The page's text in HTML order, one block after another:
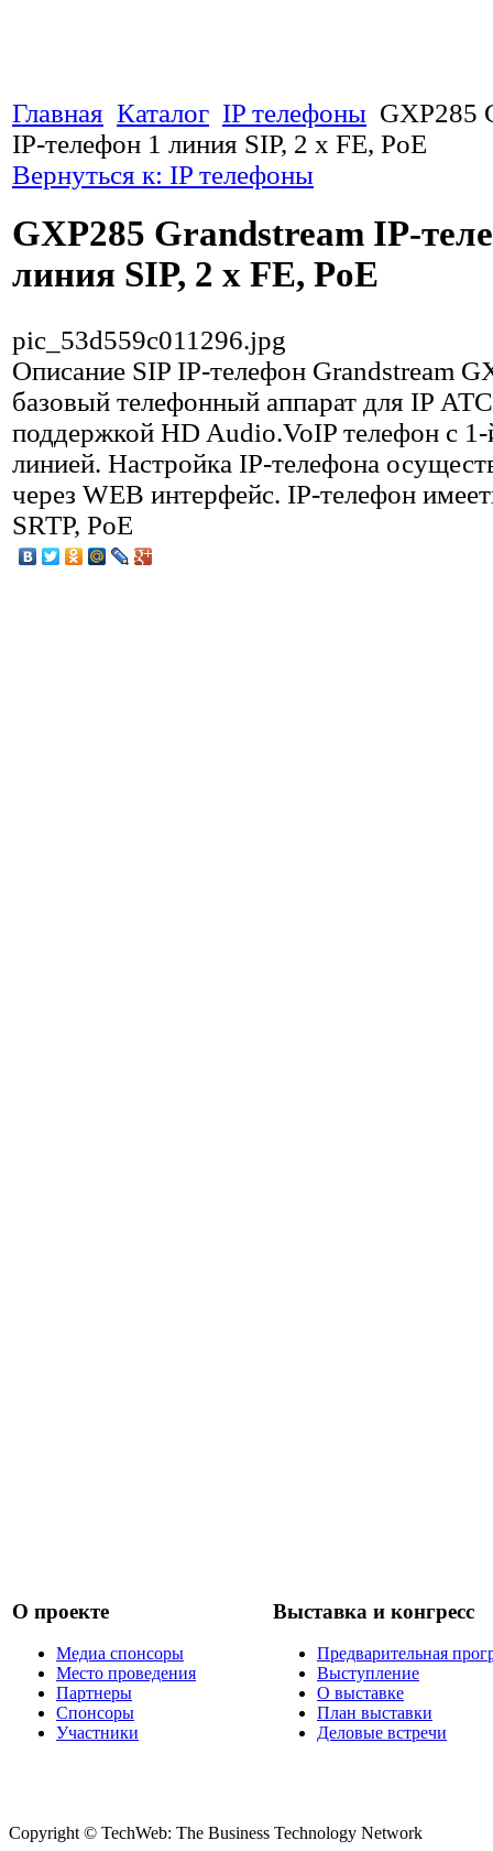
Главная Каталог IP телефоны GXP285
IP-телефон 1 линия SIP, 2 x FE, PoE
Вернуться к: IP телефоны
GXP285 Grandstream IP-
линия SIP, 2 x FE, PoE
pic_53d559c011296.jpg
Описание SIP IP-телефон Grandstream
базовый телефонный аппарат для IP
поддержкой HD Audio.VoIP телефон с 1-
линией. Настройка IP-телефона
через WEB интерфейс. IP-телефон
SRTP, PoE
О проекте
Медиа спонсоры
Место проведения
Партнеры
Спонсоры
Участники
Выставка и конгресс
Предварительная
Выступление
О выставке
План выставки
Деловые встречи
Copyright © TechWeb: The Business Technology Network